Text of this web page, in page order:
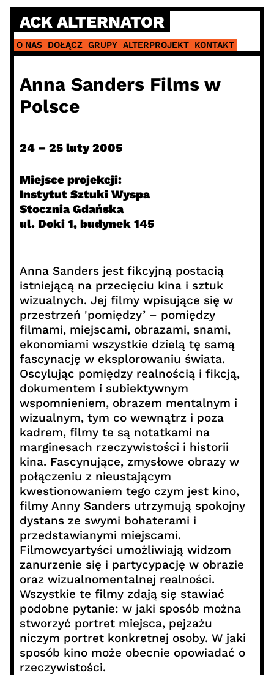
Skip
content
ACK ALTERNATOR
O NAS DOŁĄCZ GRUPY ALTERPROJEKT KONTAKT
Anna Sanders Films w
Polsce
24 – 25 luty 2005
Miejsce projekcji:
Instytut Sztuki Wyspa
Stocznia Gdańska
ul. Doki 1, budynek 145
Anna Sanders jest fikcyjną postacią
istniejącą na przecięciu kina i sztuk
wizualnych. Jej filmy wpisujące się w
przestrzeń 'pomiędzy’ – pomiędzy
filmami, miejscami, obrazami, snami,
ekonomiami wszystkie dzielą tę samą
fascynację w eksplorowaniu świata.
Oscylując pomiędzy realnością i fikcją,
dokumentem i subiektywnym
wspomnieniem, obrazem mentalnym i
wizualnym, tym co wewnątrz i poza
kadrem, filmy te są notatkami na
marginesach rzeczywistości i historii
kina. Fascynujące, zmysłowe obrazy w
połączeniu z nieustającym
kwestionowaniem tego czym jest kino,
filmy Anny Sanders utrzymują spokojny
dystans ze swymi bohaterami i
przedstawianymi miejscami.
Filmowcyartyści umożliwiają widzom
zanurzenie się i partycypację w obrazie
oraz wizualnomentalnej realności.
Wszystkie te filmy zdają się stawiać
podobne pytanie: w jaki sposób można
stworzyć portret miejsca, pejzażu
niczym portret konkretnej osoby. W jaki
sposób kino może obecnie opowiadać o
rzeczywistości.